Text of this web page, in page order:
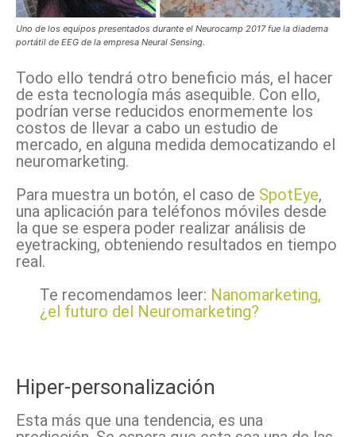
Uno de los equipos presentados durante el Neurocamp 2017 fue la diadema
portátil de EEG de la empresa Neural Sensing.
Todo ello tendrá otro beneficio más, el hacer
de esta tecnología más asequible. Con ello,
podrían verse reducidos enormemente los
costos de llevar a cabo un estudio de
mercado, en alguna medida democatizando el
neuromarketing.
Para muestra un botón, el caso de SpotEye,
una aplicación para teléfonos móviles desde
la que se espera poder realizar análisis de
eyetracking, obteniendo resultados en tiempo
real.
Te recomendamos leer: Nanomarketing,
¿el futuro del Neuromarketing?
Hiper-personalización
Esta más que una tendencia, es una